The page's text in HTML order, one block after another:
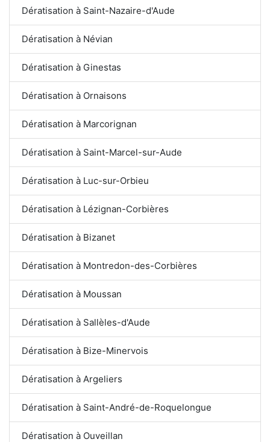
Dératisation à Saint-Nazaire-d'Aude
Dératisation à Névian
Dératisation à Ginestas
Dératisation à Ornaisons
Dératisation à Marcorignan
Dératisation à Saint-Marcel-sur-Aude
Dératisation à Luc-sur-Orbieu
Dératisation à Lézignan-Corbières
Dératisation à Bizanet
Dératisation à Montredon-des-Corbières
Dératisation à Moussan
Dératisation à Sallèles-d'Aude
Dératisation à Bize-Minervois
Dératisation à Argeliers
Dératisation à Saint-André-de-Roquelongue
Dératisation à Ouveillan